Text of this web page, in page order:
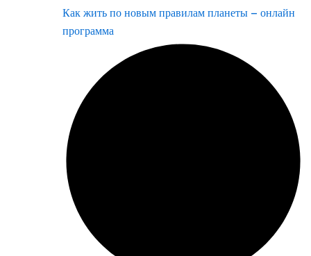
Как жить по новым правилам планеты – онлайн
программа